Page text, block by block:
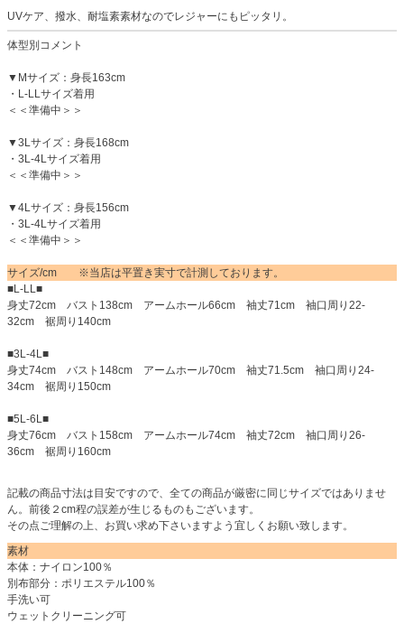
UVケア、撥水、耐塩素素材なのでレジャーにもピッタリ。
体型別コメント
▼Mサイズ：身長163cm
・L-LLサイズ着用
＜＜準備中＞＞
▼3Lサイズ：身長168cm
・3L-4Lサイズ着用
＜＜準備中＞＞
▼4Lサイズ：身長156cm
・3L-4Lサイズ着用
＜＜準備中＞＞
サイズ/cm ※当店は平置き実寸で計測しております。
■L-LL■
身丈72cm バスト138cm アームホール66cm 袖丈71cm 袖口周り22-
32cm 裾周り140cm
■3L-4L■
身丈74cm バスト148cm アームホール70cm 袖丈71.5cm 袖口周り24-
34cm 裾周り150cm
■5L-6L■
身丈76cm バスト158cm アームホール74cm 袖丈72cm 袖口周り26-
36cm 裾周り160cm
記載の商品寸法は目安ですので、全ての商品が厳密に同じサイズではありませ
ん。前後２cm程の誤差が生じるものもございます。
その点ご理解の上、お買い求め下さいますよう宜しくお願い致します。
素材
本体：ナイロン100％
別布部分：ポリエステル100％
手洗い可
ウェットクリーニング可